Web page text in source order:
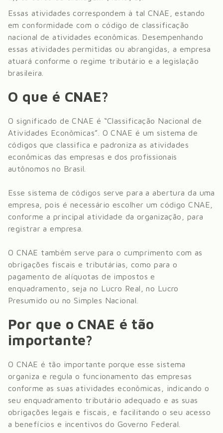
Essas atividades correspondem à tal CNAE, estando
em conformidade com o código de classificação
nacional de atividades econômicas. Desempenhando
essas atividades permitidas ou abrangidas, a empresa
atuará conforme o regime tributário e a legislação
brasileira.
O que é CNAE?
O significado de CNAE é “Classificação Nacional de
Atividades Econômicas”. O CNAE é um sistema de
códigos que classifica e padroniza as atividades
econômicas das empresas e dos profissionais
autônomos no Brasil.
Esse sistema de códigos serve para a abertura da uma
empresa, pois é necessário escolher um código CNAE,
conforme a principal atividade da organização, para
registrar a empresa.
O CNAE também serve para o cumprimento com as
obrigações fiscais e tributárias, como para o
pagamento de alíquotas de impostos e
enquadramento, seja no Lucro Real, no Lucro
Presumido ou no Simples Nacional.
Por que o CNAE é tão
importante?
O CNAE é tão importante porque esse sistema
organiza e regula o funcionamento das empresas
conforme as suas atividades econômicas, indicando o
seu enquadramento tributário adequado e as suas
obrigações legais e fiscais, e facilitando o seu acesso
a benefícios e incentivos do Governo Federal.